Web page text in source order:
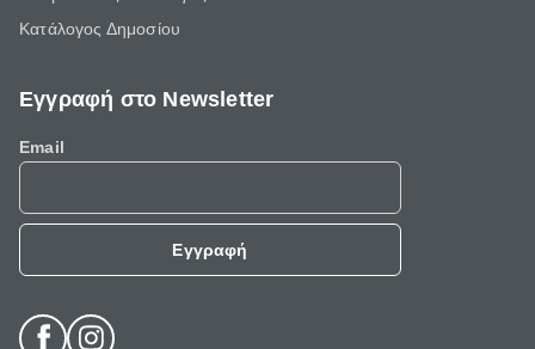
Κατάλογος Δημοσίου
Εγγραφή στο Newsletter
Email
Εγγραφή